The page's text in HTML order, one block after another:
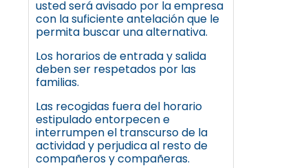
usted será avisado por la empresa
con la suficiente antelación que le
permita buscar una alternativa.
Los horarios de entrada y salida
deben ser respetados por las
familias.
Las recogidas fuera del horario
estipulado entorpecen e
interrumpen el transcurso de la
actividad y perjudica al resto de
compañeros y compañeras.